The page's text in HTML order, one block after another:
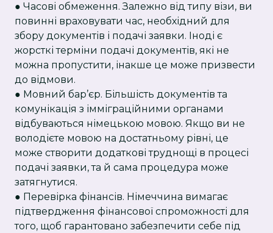
● Часові обмеження. Залежно від типу візи, ви
повинні враховувати час, необхідний для
збору документів і подачі заявки. Іноді є
жорсткі терміни подачі документів, які не
можна пропустити, інакше це може призвести
до відмови.
● Мовний бар’єр. Більшість документів та
комунікація з імміграційними органами
відбуваються німецькою мовою. Якщо ви не
володієте мовою на достатньому рівні, це
може створити додаткові труднощі в процесі
подачі заявки, та й сама процедура може
затягнутися.
● Перевірка фінансів. Німеччина вимагає
підтвердження фінансової спроможності для
того, щоб гарантовано забезпечити себе під